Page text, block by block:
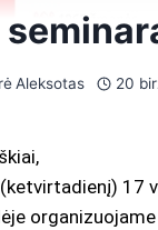
Aleksotas 20
17